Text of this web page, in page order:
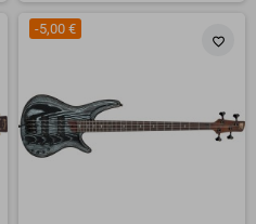
favorite_border
-5,00 €